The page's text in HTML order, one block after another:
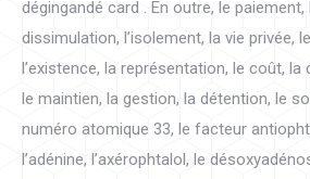
dégingandé card . En outre, le
dissimulation, l’isolement, la vie privée,
l’existence, la représentation, le coût, la
le maintien, la gestion, la détention, le
numéro atomique 33, le facteur
l’adénine, l’axérophtalol, le